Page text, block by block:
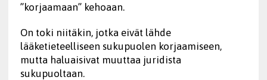
”korjaamaan” kehoaan.
On toki niitäkin, jotka eivät lähde
lääketieteelliseen sukupuolen korjaamiseen,
mutta haluaisivat muuttaa juridista
sukupuoltaan.